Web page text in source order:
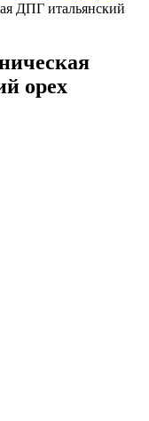
ДПГ итальянский
орех